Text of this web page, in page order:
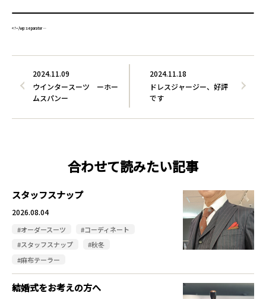
<!– /wp:separator —
2024.11.18
ドレスジャージー、好評
です
2024.11.09
ウインタースーツ ーホー
ムスパンー
合わせて読みたい記事
スタッフスナップ
2026.08.04
#オーダースーツ
#コーディネート
#スタッフスナップ
#秋冬
#麻布テーラー
結婚式をお考えの方へ